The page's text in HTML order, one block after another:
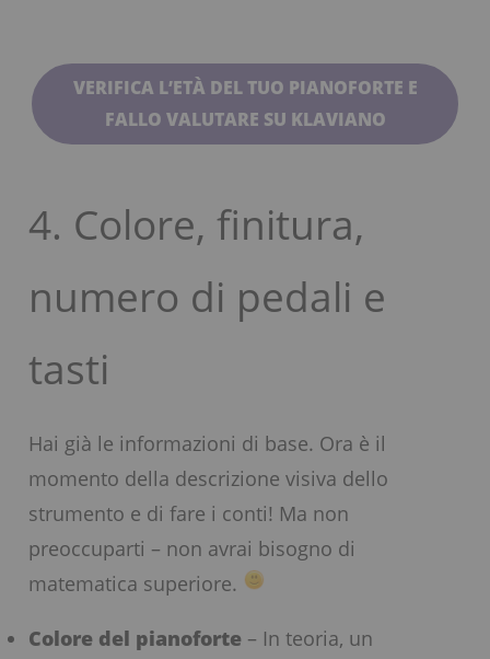
VERIFICA L’ETÀ DEL TUO PIANOFORTE E
FALLO VALUTARE SU KLAVIANO
4. Colore, finitura,
numero di pedali e
tasti
Hai già le informazioni di base. Ora è il
momento della descrizione visiva dello
strumento e di fare i conti! Ma non
preoccuparti – non avrai bisogno di
matematica superiore.
Colore del pianoforte – In teoria, un